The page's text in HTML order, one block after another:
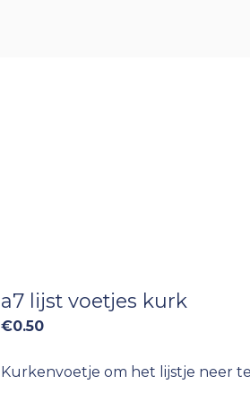
a7 lijst voetjes kurk
€0.50
Kurkenvoetje om het lijstje neer